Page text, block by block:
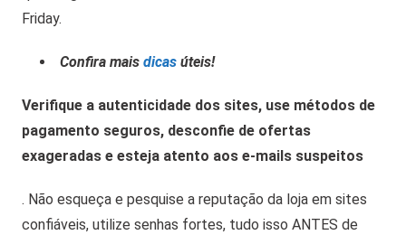
Friday.
Confira mais dicas úteis!
Verifique a autenticidade dos sites, use métodos de
pagamento seguros, desconfie de ofertas
exageradas e esteja atento aos e-mails suspeitos
. Não esqueça e pesquise a reputação da loja em sites
confiáveis, utilize senhas fortes, tudo isso ANTES de